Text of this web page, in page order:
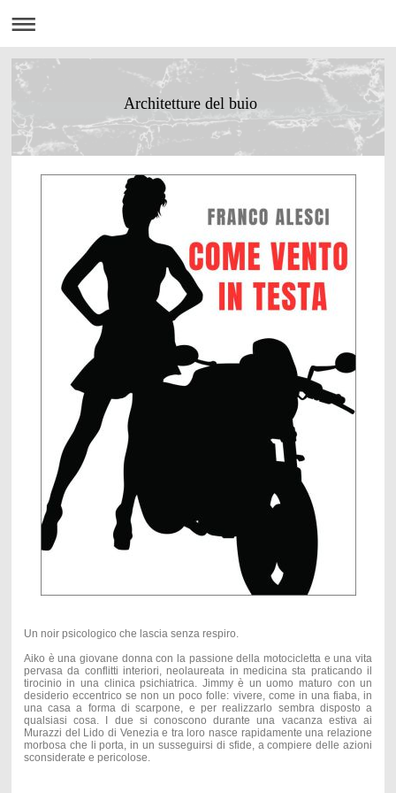
Architetture del buio
Un noir psicologico che lascia senza respiro.
Aiko è una giovane donna con la passione della motocicletta e una vita
pervasa da conflitti interiori, neolaureata in medicina sta praticando il
tirocinio in una clinica psichiatrica. Jimmy è un uomo maturo con un
desiderio eccentrico se non un poco folle: vivere, come in una fiaba, in
una casa a forma di scarpone, e per realizzarlo sembra disposto a
qualsiasi cosa. I due si conoscono durante una vacanza estiva ai
Murazzi del Lido di Venezia e tra loro nasce rapidamente una relazione
morbosa che li porta, in un susseguirsi di sfide, a compiere delle azioni
sconsiderate e pericolose.